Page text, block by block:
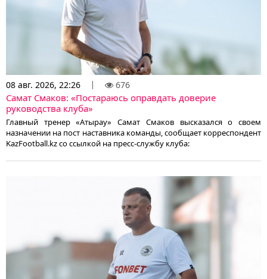
08 авг. 2026, 22:26 676
Самат Смаков: «Постараюсь оправдать доверие
руководства клуба»
Главный тренер «Атырау» Самат Смаков высказался о своем
назначении на пост наставника команды, сообщает корреспондент
KazFootball.kz со ссылкой на пресс-службу клуба: